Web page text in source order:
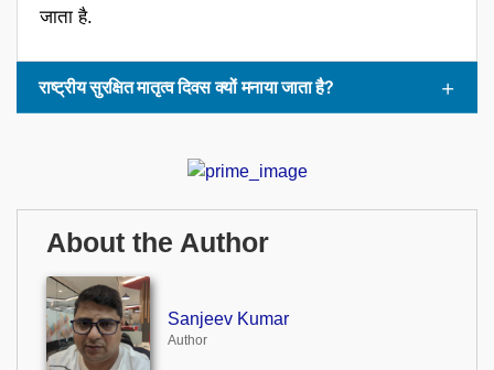
जाता है.
राष्ट्रीय सुरक्षित मातृत्व दिवस क्यों मनाया जाता है?
About the Author
Sanjeev Kumar
Author